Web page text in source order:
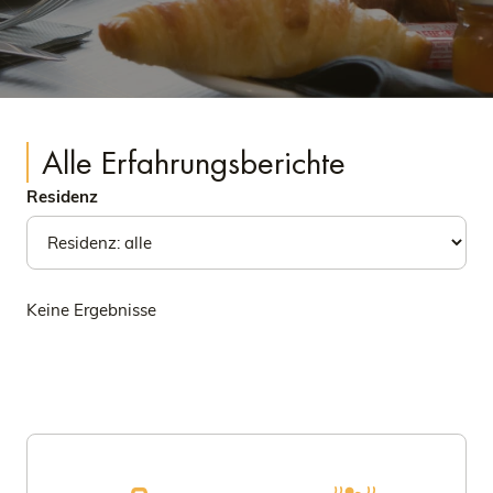
Alle Erfahrungsberichte
Residenz
Keine Ergebnisse